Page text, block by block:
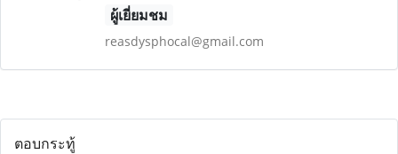
ผู้เยี่ยมชม
reasdysphocal@gmail.com
ตอบกระทู้